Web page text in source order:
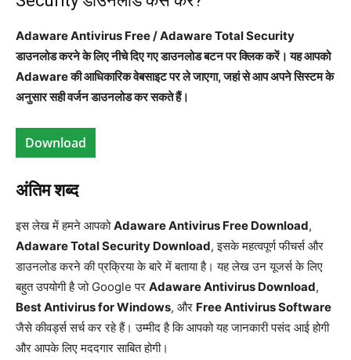
Adaware Antivirus Free / Adaware Total Security
डाउनलोड करने के लिए नीचे दिए गए डाउनलोड बटन पर क्लिक करें। यह आपको
Adaware की आधिकारिक वेबसाइट पर ले जाएगा, जहां से आप अपने सिस्टम के
अनुसार सही वर्जन डाउनलोड कर सकते हैं।
Download
अंतिम शब्द
इस लेख में हमने आपकोAdaware Antivirus Free Download,
Adaware Total Security Download, इसके महत्वपूर्ण फीचर्स और
डाउनलोड करने की प्रक्रिया के बारे में बताया है। यह लेख उन यूजर्स के लिए
बहुत उपयोगी है जो Google पर Adaware Antivirus Download,
Best Antivirus for Windows, और Free Antivirus Software
जैसे कीवर्ड्स सर्च कर रहे हैं। उम्मीद है कि आपको यह जानकारी पसंद आई होगी
और आपके लिए मददगार साबित होगी।